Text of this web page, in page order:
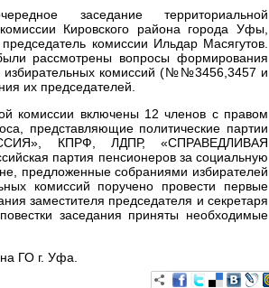
заседание территориальной
Кировского района города Уфы,
комиссии Ильдар Масягутов.
рассмотрены вопросы формирования
избирательных комиссий (№№3456,3457 и
их председателей.
комиссии включены 12 членов с правом
представляющие политические партии
КПРФ, ЛДПР, «СПРАВЕДЛИВАЯ
партия пенсионеров за социальную
предложенные собраниями избирателей
комиссий поручено провести первые
заместителя председателя и секретаря
заседания приняты необходимые
ГО г. Уфа.